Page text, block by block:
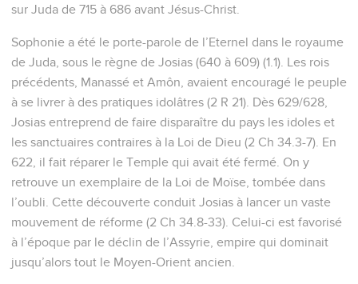
sur Juda de 715 à 686 avant Jésus-Christ.
Sophonie a été le porte-parole de l’Eternel dans le royaume
de Juda, sous le règne de Josias (640 à 609) (1.1). Les rois
précédents, Manassé et Amôn, avaient encouragé le peuple
à se livrer à des pratiques idolâtres (2 R 21). Dès 629/628,
Josias entreprend de faire disparaître du pays les idoles et
les sanctuaires contraires à la Loi de Dieu (2 Ch 34.3-7). En
622, il fait réparer le Temple qui avait été fermé. On y
retrouve un exemplaire de la Loi de Moïse, tombée dans
l’oubli. Cette découverte conduit Josias à lancer un vaste
mouvement de réforme (2 Ch 34.8-33). Celui-ci est favorisé
à l’époque par le déclin de l’Assyrie, empire qui dominait
jusqu’alors tout le Moyen-Orient ancien.